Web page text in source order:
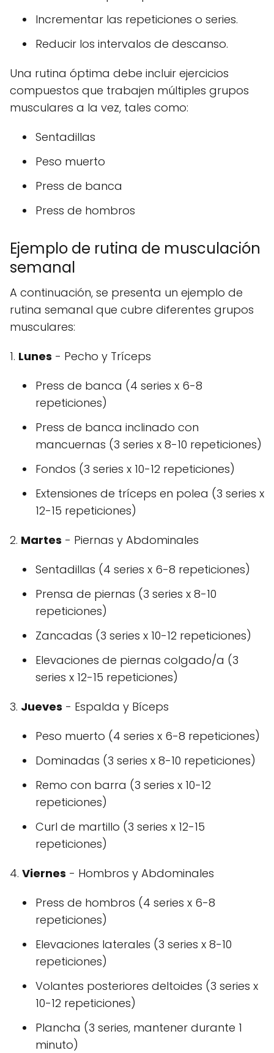
Incrementar las repeticiones o series.
Reducir los intervalos de descanso.
Una rutina óptima debe incluir ejercicios
compuestos que trabajen múltiples grupos
musculares a la vez, tales como:
Sentadillas
Peso muerto
Press de banca
Press de hombros
Ejemplo de rutina de musculación
semanal
A continuación, se presenta un ejemplo de
rutina semanal que cubre diferentes grupos
musculares:
1. Lunes - Pecho y Tríceps
Press de banca (4 series x 6-8
repeticiones)
Press de banca inclinado con
mancuernas (3 series x 8-10 repeticiones)
Fondos (3 series x 10-12 repeticiones)
Extensiones de tríceps en polea (3 series x
12-15 repeticiones)
2. Martes - Piernas y Abdominales
Sentadillas (4 series x 6-8 repeticiones)
Prensa de piernas (3 series x 8-10
repeticiones)
Zancadas (3 series x 10-12 repeticiones)
Elevaciones de piernas colgado/a (3
series x 12-15 repeticiones)
3. Jueves - Espalda y Bíceps
Peso muerto (4 series x 6-8 repeticiones)
Dominadas (3 series x 8-10 repeticiones)
Remo con barra (3 series x 10-12
repeticiones)
Curl de martillo (3 series x 12-15
repeticiones)
4. Viernes - Hombros y Abdominales
Press de hombros (4 series x 6-8
repeticiones)
Elevaciones laterales (3 series x 8-10
repeticiones)
Volantes posteriores deltoides (3 series x
10-12 repeticiones)
Plancha (3 series, mantener durante 1
minuto)